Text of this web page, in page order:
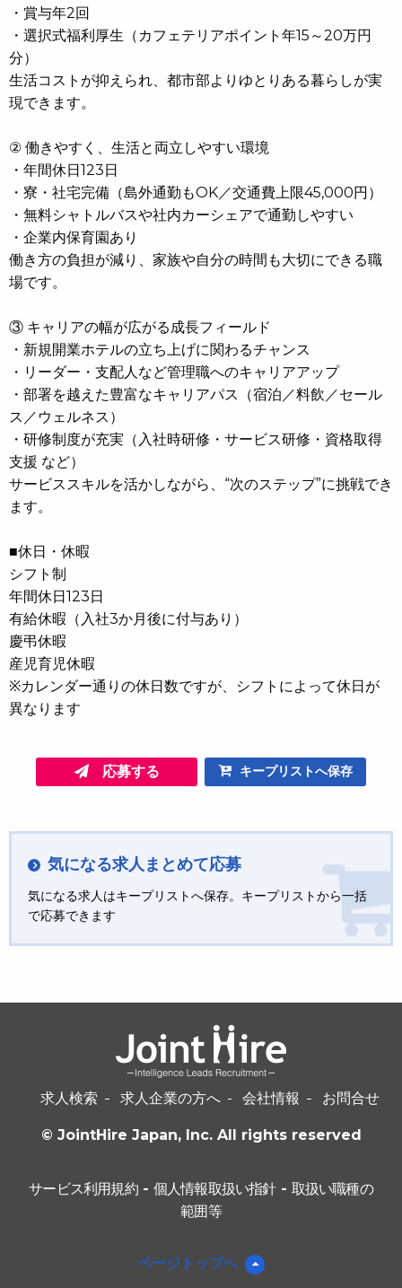
・賞与年2回
・選択式福利厚生（カフェテリアポイント年15～20万円
分）
生活コストが抑えられ、都市部よりゆとりある暮らしが実
現できます。
② 働きやすく、生活と両立しやすい環境
・年間休日123日
・寮・社宅完備（島外通勤もOK／交通費上限45,000円）
・無料シャトルバスや社内カーシェアで通勤しやすい
・企業内保育園あり
働き方の負担が減り、家族や自分の時間も大切にできる職
場です。
③ キャリアの幅が広がる成長フィールド
・新規開業ホテルの立ち上げに関わるチャンス
・リーダー・支配人など管理職へのキャリアアップ
・部署を越えた豊富なキャリアパス（宿泊／料飲／セール
ス／ウェルネス）
・研修制度が充実（入社時研修・サービス研修・資格取得
支援 など）
サービススキルを活かしながら、“次のステップ”に挑戦でき
ます。
■休日・休暇
シフト制
年間休日123日
有給休暇（入社3か月後に付与あり）
慶弔休暇
産児育児休暇
※カレンダー通りの休日数ですが、シフトによって休日が
異なります
応募する キープリストへ保存
気になる求人まとめて応募
気になる求人はキープリストへ保存。キープリストから一括
で応募できます
求人検索 求人企業の方へ 会社情報 お問合せ
© JointHire Japan, Inc. All rights reserved
サービス利用規約- 個人情報取扱い指針- 取扱い職種の
範囲等
ページトップへ